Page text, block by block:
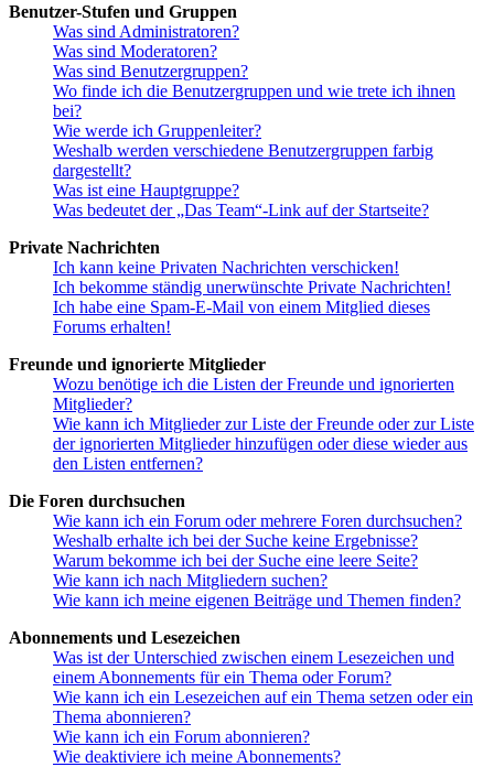
Benutzer-Stufen und Gruppen
Was sind Administratoren?
Was sind Moderatoren?
Was sind Benutzergruppen?
Wo finde ich die Benutzergruppen und wie trete ich ihnen
bei?
Wie werde ich Gruppenleiter?
Weshalb werden verschiedene Benutzergruppen farbig
dargestellt?
Was ist eine Hauptgruppe?
Was bedeutet der „Das Team“-Link auf der Startseite?
Private Nachrichten
Ich kann keine Privaten Nachrichten verschicken!
Ich bekomme ständig unerwünschte Private Nachrichten!
Ich habe eine Spam-E-Mail von einem Mitglied dieses
Forums erhalten!
Freunde und ignorierte Mitglieder
Wozu benötige ich die Listen der Freunde und ignorierten
Mitglieder?
Wie kann ich Mitglieder zur Liste der Freunde oder zur Liste
der ignorierten Mitglieder hinzufügen oder diese wieder aus
den Listen entfernen?
Die Foren durchsuchen
Wie kann ich ein Forum oder mehrere Foren durchsuchen?
Weshalb erhalte ich bei der Suche keine Ergebnisse?
Warum bekomme ich bei der Suche eine leere Seite?
Wie kann ich nach Mitgliedern suchen?
Wie kann ich meine eigenen Beiträge und Themen finden?
Abonnements und Lesezeichen
Was ist der Unterschied zwischen einem Lesezeichen und
einem Abonnements für ein Thema oder Forum?
Wie kann ich ein Lesezeichen auf ein Thema setzen oder ein
Thema abonnieren?
Wie kann ich ein Forum abonnieren?
Wie deaktiviere ich meine Abonnements?